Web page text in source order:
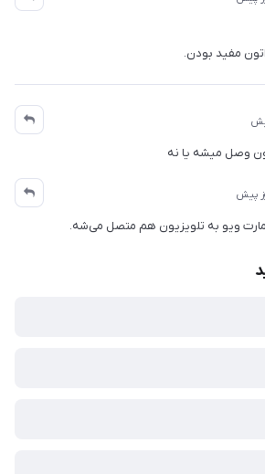
مفید بودن.
وصل میشه یا نه
ویو به تلویزیون هم متصل می‌شه.